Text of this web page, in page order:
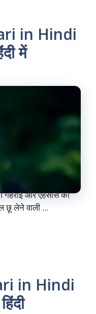
in Hindi
में
और एहसास को
छू लेने वाली ...
in Hindi